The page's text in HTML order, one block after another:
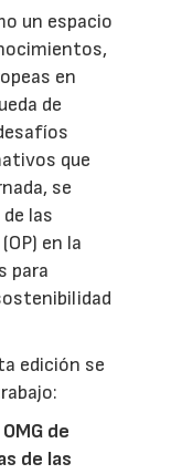
un espacio
en
de
que
se
las
en la
para
edición se
de
de las